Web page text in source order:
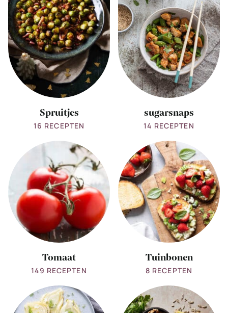
Spruitjes
16 RECEPTEN
sugarsnaps
14 RECEPTEN
View
all
Tomaat
Tomaat
149 RECEPTEN
View
all
Tuinbonen
Tuinbonen
8 RECEPTEN
View
all
View
all